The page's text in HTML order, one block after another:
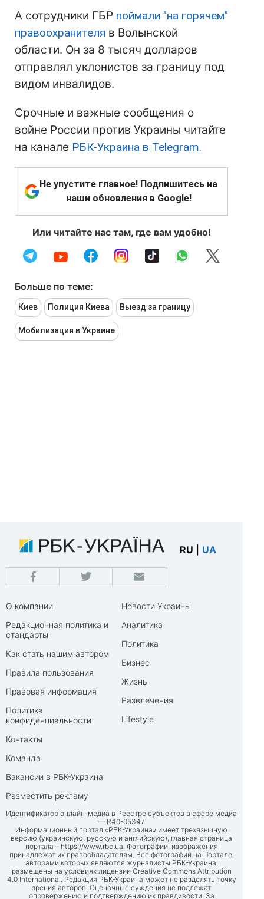
А сотрудники ГБР поймали "на горячем"
правоохранителя в Волынской
области. Он за 8 тысяч долларов
отправлял уклонистов за границу под
видом инвалидов.
Срочные и важные сообщения о
войне России против Украины читайте
на канале РБК-Украина в Telegram.
Не упустите главное! Подпишитесь на
наши обновления в Google!
Или читайте нас там, где вам удобно!
Больше по теме:
Киев Полиция Киева Выезд за границу
Мобилизация в Украине
RU UA
О компании
Редакционная политика и
стандарты
Как стать нашим автором
Правила пользования
Правовая информация
Политика
конфиденциальности
Контакты
Команда
Вакансии в РБК-Украина
Разместить рекламу
Новости Украины
Аналитика
Политика
Бизнес
Жизнь
Развлечения
Lifestyle
Идентификатор онлайн-медиа в Реестре субъектов в сфере медиа
— R40-05347
Информационный портал «РБК-Украина» имеет трехязычную
версию (украинскую, русскую и английскую), главная страница
портала – https://www.rbc.ua. Фотографии, изображения
принадлежат их правообладателям. Все фотографии на Портале,
авторами которых являются журналисты РБК-Украина,
размещены на условиях лицензии Creative Commons Attribution
4.0 International. Редакция РБК-Украина может не разделять точку
зрения авторов. Оценочные суждения не подлежат
опровержению и подтверждению их правдивости. За